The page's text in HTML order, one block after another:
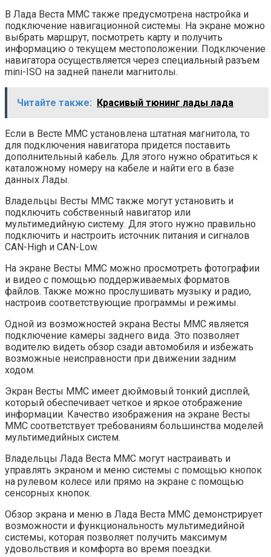
В Лада Веста ММС также предусмотрена настройка и
подключение навигационной системы. На экране можно
выбрать маршрут, посмотреть карту и получить
информацию о текущем местоположении. Подключение
навигатора осуществляется через специальный разъем
mini-ISO на задней панели магнитолы.
Читайте также: Красивый тюнинг лады лада
Если в Весте ММС установлена штатная магнитола, то
для подключения навигатора придется поставить
дополнительный кабель. Для этого нужно обратиться к
каталожному номеру на кабеле и найти его в базе
данных Лады.
Владельцы Весты ММС также могут установить и
подключить собственный навигатор или
мультимедийную систему. Для этого нужно правильно
подключить и настроить источник питания и сигналов
CAN-High и CAN-Low.
На экране Весты ММС можно просмотреть фотографии
и видео с помощью поддерживаемых форматов
файлов. Также можно прослушивать музыку и радио,
настроив соответствующие программы и режимы.
Одной из возможностей экрана Весты ММС является
подключение камеры заднего вида. Это позволяет
водителю видеть обзор сзади автомобиля и избежать
возможные неисправности при движении задним
ходом.
Экран Весты ММС имеет дюймовый тонкий дисплей,
который обеспечивает четкое и яркое отображение
информации. Качество изображения на экране Весты
ММС соответствует требованиям большинства моделей
мультимедийных систем.
Владельцы Лада Веста ММС могут настраивать и
управлять экраном и меню системы с помощью кнопок
на рулевом колесе или прямо на экране с помощью
сенсорных кнопок.
Обзор экрана и меню в Лада Веста ММС демонстрирует
возможности и функциональность мультимедийной
системы, которая позволяет получить максимум
удовольствия и комфорта во время поездки.